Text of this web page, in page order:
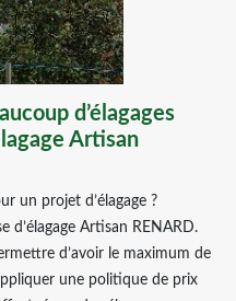
d’élagages
Artisan
un projet d’élagage ?
d’élagage Artisan RENARD.
d’avoir le maximum de
une politique de prix